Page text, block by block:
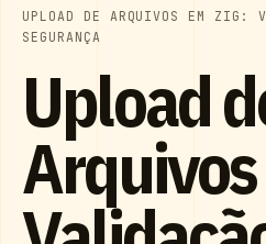
UPLOAD DE ARQUIVOS EM ZIG:
SEGURANÇA
Upload